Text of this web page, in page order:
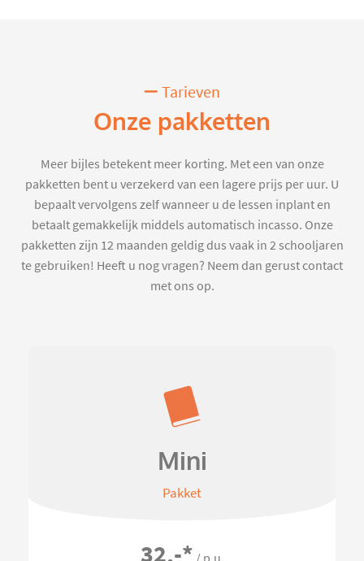
Tarieven
Onze pakketten
Meer bijles betekent meer korting. Met een van onze
pakketten bent u verzekerd van een lagere prijs per uur. U
bepaalt vervolgens zelf wanneer u de lessen inplant en
betaalt gemakkelijk middels automatisch incasso. Onze
pakketten zijn 12 maanden geldig dus vaak in 2 schooljaren
te gebruiken! Heeft u nog vragen? Neem dan gerust contact
met ons op.
Mini
Pakket
32,-*